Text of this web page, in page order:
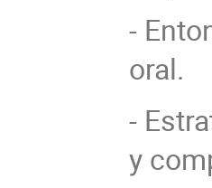
-
oral.
-
y